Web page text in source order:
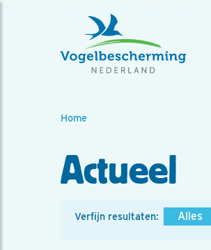
Home
Actueel
Verfijn resultaten: Alles